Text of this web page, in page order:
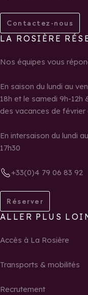
Contactez-nous
LA ROSIÈRE
Nos équipes vous
En saison du lundi au
18h et le samedi 9h-12h
des vacances de février
En intersaison du lundi
17h30
+33(0)4 79 06 83 92
Réserver
ALLER PLUS
Accès à La Rosière
Transports & mobilités
Recrutement